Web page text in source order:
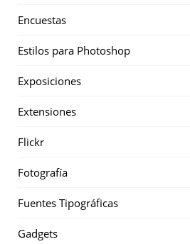
Encuestas
Estilos para Photoshop
Exposiciones
Extensiones
Flickr
Fotografía
Fuentes Tipográficas
Gadgets